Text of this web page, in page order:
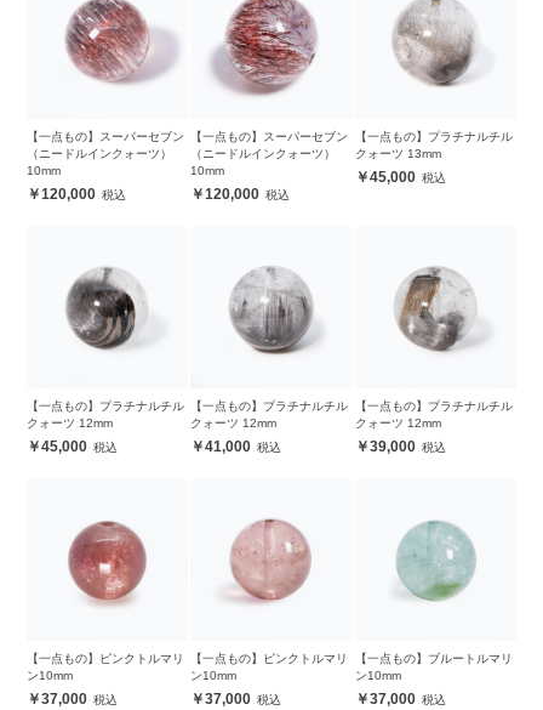
【一点もの】スーパーセブン
（ニードルインクォーツ）
10mm
120,000
【一点もの】スーパーセブン
（ニードルインクォーツ）
10mm
120,000
【一点もの】プラチナルチル
クォーツ 13mm
45,000
【一点もの】プラチナルチル
クォーツ 12mm
45,000
【一点もの】プラチナルチル
クォーツ 12mm
41,000
【一点もの】プラチナルチル
クォーツ 12mm
39,000
【一点もの】ピンクトルマリ
ン10mm
37,000
【一点もの】ピンクトルマリ
ン10mm
37,000
【一点もの】ブルートルマリ
ン10mm
37,000